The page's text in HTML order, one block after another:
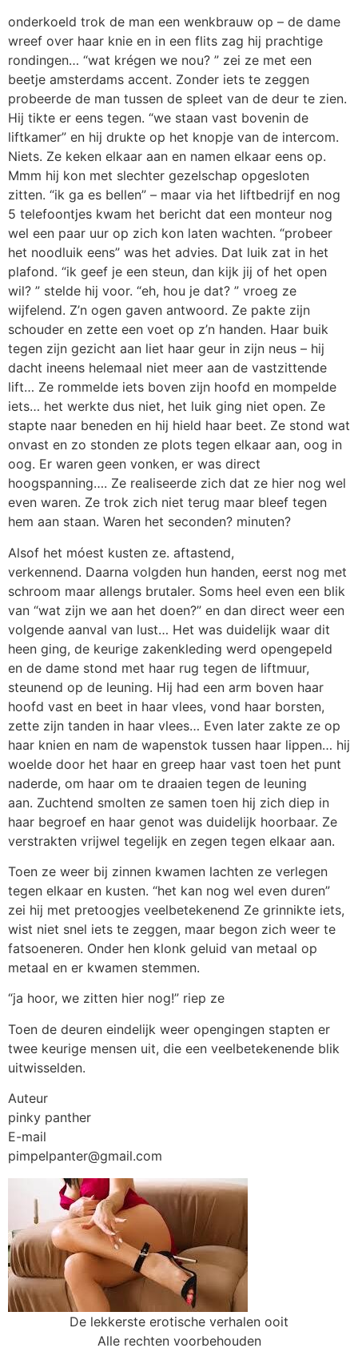
onderkoeld trok de man een wenkbrauw op – de dame
wreef over haar knie en in een flits zag hij prachtige
rondingen… “wat krégen we nou? ” zei ze met een
beetje amsterdams accent. Zonder iets te zeggen
probeerde de man tussen de spleet van de deur te zien.
Hij tikte er eens tegen. “we staan vast bovenin de
liftkamer” en hij drukte op het knopje van de intercom.
Niets. Ze keken elkaar aan en namen elkaar eens op.
Mmm hij kon met slechter gezelschap opgesloten
zitten. “ik ga es bellen” – maar via het liftbedrijf en nog
5 telefoontjes kwam het bericht dat een monteur nog
wel een paar uur op zich kon laten wachten. “probeer
het noodluik eens” was het advies. Dat luik zat in het
plafond. “ik geef je een steun, dan kijk jij of het open
wil? ” stelde hij voor. “eh, hou je dat? ” vroeg ze
wijfelend. Z’n ogen gaven antwoord. Ze pakte zijn
schouder en zette een voet op z’n handen. Haar buik
tegen zijn gezicht aan liet haar geur in zijn neus – hij
dacht ineens helemaal niet meer aan de vastzittende
lift… Ze rommelde iets boven zijn hoofd en mompelde
iets… het werkte dus niet, het luik ging niet open. Ze
stapte naar beneden en hij hield haar beet. Ze stond wat
onvast en zo stonden ze plots tegen elkaar aan, oog in
oog. Er waren geen vonken, er was direct
hoogspanning…. Ze realiseerde zich dat ze hier nog wel
even waren. Ze trok zich niet terug maar bleef tegen
hem aan staan. Waren het seconden? minuten?
Alsof het móest kusten ze. aftastend,
verkennend. Daarna volgden hun handen, eerst nog met
schroom maar allengs brutaler. Soms heel even een blik
van “wat zijn we aan het doen?” en dan direct weer een
volgende aanval van lust… Het was duidelijk waar dit
heen ging, de keurige zakenkleding werd opengepeld
en de dame stond met haar rug tegen de liftmuur,
steunend op de leuning. Hij had een arm boven haar
hoofd vast en beet in haar vlees, vond haar borsten,
zette zijn tanden in haar vlees… Even later zakte ze op
haar knien en nam de wapenstok tussen haar lippen… hij
woelde door het haar en greep haar vast toen het punt
naderde, om haar om te draaien tegen de leuning
aan. Zuchtend smolten ze samen toen hij zich diep in
haar begroef en haar genot was duidelijk hoorbaar. Ze
verstrakten vrijwel tegelijk en zegen tegen elkaar aan.
Toen ze weer bij zinnen kwamen lachten ze verlegen
tegen elkaar en kusten. “het kan nog wel even duren”
zei hij met pretoogjes veelbetekenend Ze grinnikte iets,
wist niet snel iets te zeggen, maar begon zich weer te
fatsoeneren. Onder hen klonk geluid van metaal op
metaal en er kwamen stemmen.
“ja hoor, we zitten hier nog!” riep ze
Toen de deuren eindelijk weer opengingen stapten er
twee keurige mensen uit, die een veelbetekenende blik
uitwisselden.
Auteur
pinky panther
E-mail
pimpelpanter@gmail.com
De lekkerste erotische verhalen ooit
Alle rechten voorbehouden